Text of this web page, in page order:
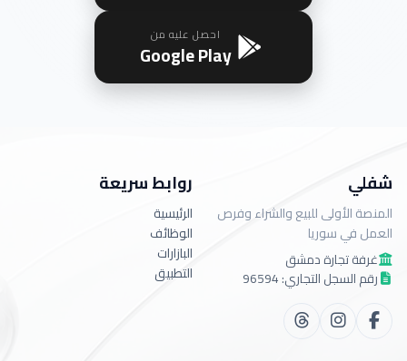
احصل عليه من
Google Play
شفلي
المنصة الأولى للبيع والشراء وفرص
العمل في سوريا
غرفة تجارة دمشق
رقم السجل التجاري: 96594
روابط سريعة
الرئيسية
الوظائف
البازارات
التطبيق